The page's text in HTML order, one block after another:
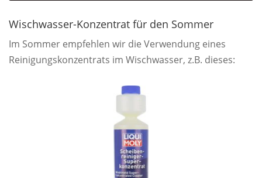
Wischwasser-Konzentrat für den Sommer
Im Sommer empfehlen wir die Verwendung eines
Reinigungskonzentrats im Wischwasser, z.B. dieses: